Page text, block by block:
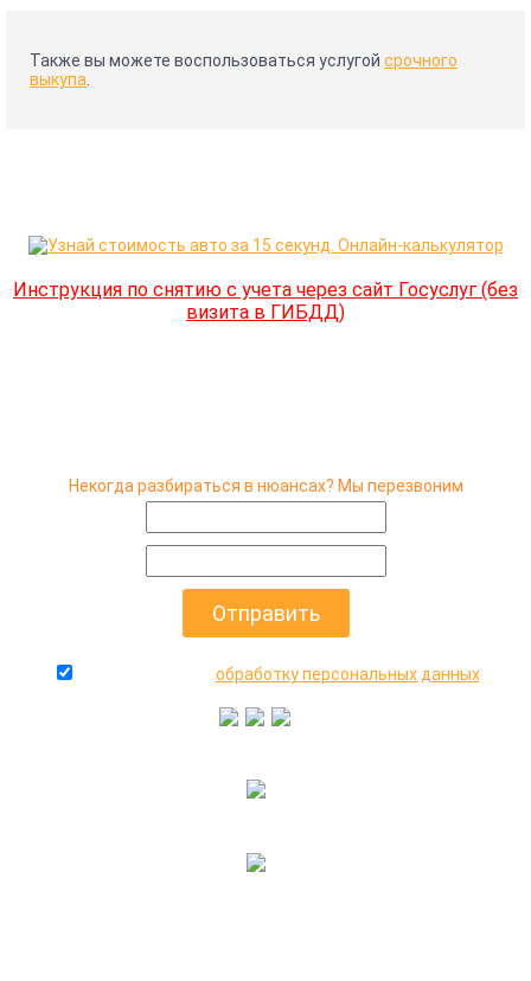
Также вы можете воспользоваться услугой срочного
выкупа
Инструкция по снятию с учета через сайт Госуслуг (без
визита в ГИБДД)
Некогда разбираться в нюансах? Мы перезвоним
обработку персональных данных